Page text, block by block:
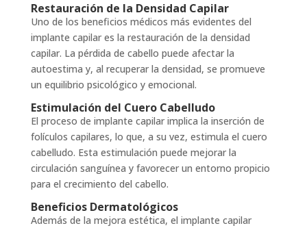
Restauración de la Densidad Capilar
Uno de los beneficios médicos más evidentes del
implante capilar es la restauración de la densidad
capilar. La pérdida de cabello puede afectar la
autoestima y, al recuperar la densidad, se promueve
un equilibrio psicológico y emocional.
Estimulación del Cuero Cabelludo
El proceso de implante capilar implica la inserción de
folículos capilares, lo que, a su vez, estimula el cuero
cabelludo. Esta estimulación puede mejorar la
circulación sanguínea y favorecer un entorno propicio
para el crecimiento del cabello.
Beneficios Dermatológicos
Además de la mejora estética, el implante capilar